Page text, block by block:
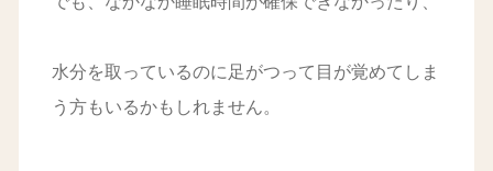
水分を取っているのに足がつって目が覚めてしま
う方もいるかもしれません。